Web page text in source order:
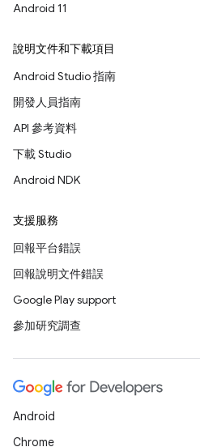
Android 11
說明文件和下載項目
Android Studio 指南
開發人員指南
API 參考資料
下載 Studio
Android NDK
支援服務
回報平台錯誤
回報說明文件錯誤
Google Play support
參加研究調查
Android
Chrome